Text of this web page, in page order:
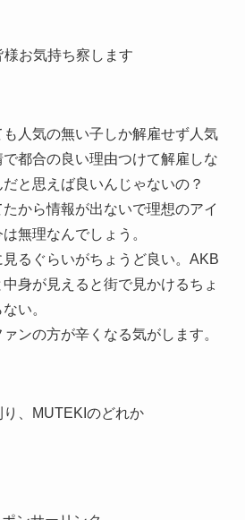
お気持ち察します
人気の無い子しか解雇せず人気
都合の良い理由つけて解雇しな
と思えば良いんじゃないの？
から情報が出ないで理想のアイ
無理なんでしょう。
るぐらいがちょうど良い。AKB
身が見えると街で見かけるちょ
い。
ンの方が辛くなる気がします。
、MUTEKIのどれか